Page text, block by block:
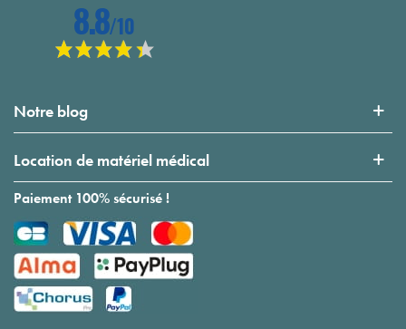
Notre blog
Location de matériel médical
Paiement 100% sécurisé !